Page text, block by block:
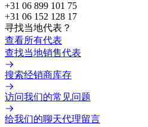
+31 06 899 101 75
+31 06 152 128 17
寻找当地代表？
查看所有代表
查找当地销售代表
搜索经销商库存
访问我们的常见问题
给我们的聊天代理留言